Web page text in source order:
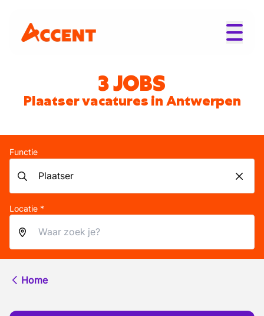
3 JOBS
Plaatser vacatures in Antwerpen
Functie
Locatie *
Home